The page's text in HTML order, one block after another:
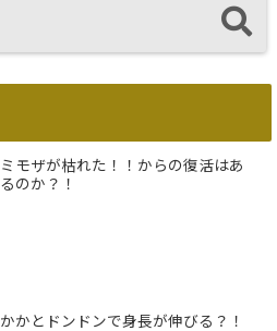
ミモザが枯れた！！からの復活はあ
るのか？！
かかとドンドンで身長が伸びる？！